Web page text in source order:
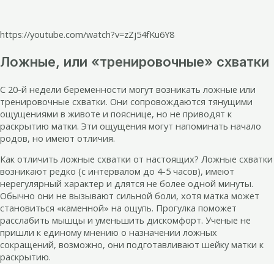
https://youtube.com/watch?v=zZj54fKu6Y8
Ложные, или «тренировочные» схватки
С 20-й недели беременности могут возникать ложные или
тренировочные схватки. Они сопровождаются тянущими
ощущениями в животе и пояснице, но не приводят к
раскрытию матки. Эти ощущения могут напоминать начало
родов, но имеют отличия.
Как отличить ложные схватки от настоящих? Ложные схватки
возникают редко (с интервалом до 4-5 часов), имеют
нерегулярный характер и длятся не более одной минуты.
Обычно они не вызывают сильной боли, хотя матка может
становиться «каменной» на ощупь. Прогулка поможет
расслабить мышцы и уменьшить дискомфорт. Ученые не
пришли к единому мнению о назначении ложных
сокращений, возможно, они подготавливают шейку матки к
раскрытию.